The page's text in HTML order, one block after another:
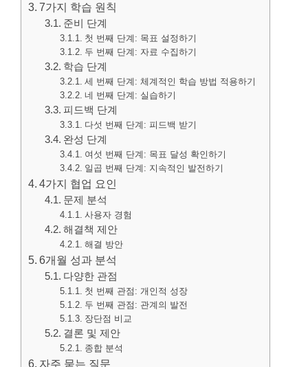
7가지 학습 원칙
준비 단계
첫 번째 단계: 목표 설정하기
두 번째 단계: 자료 수집하기
학습 단계
세 번째 단계: 체계적인 학습 방법 적용하기
네 번째 단계: 실습하기
피드백 단계
다섯 번째 단계: 피드백 받기
완성 단계
여섯 번째 단계: 목표 달성 확인하기
일곱 번째 단계: 지속적인 발전하기
4가지 협업 요인
문제 분석
사용자 경험
해결책 제안
해결 방안
6개월 성과 분석
다양한 관점
첫 번째 관점: 개인적 성장
두 번째 관점: 관계의 발전
장단점 비교
결론 및 제안
종합 분석
자주 묻는 질문